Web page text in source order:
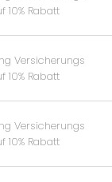
10% Rabatt
Versicherungs
10% Rabatt
Versicherungs
10% Rabatt